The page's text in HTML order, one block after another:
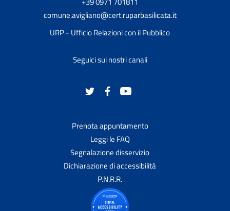
comune.avigliano@cert.ruparbasilicata.it
URP - Ufficio Relazioni con il Pubblico
Seguici sui nostri canali
Prenota appuntamento
Leggi le FAQ
Segnalazione disservizio
Dichiarazione di accessibilità
P.N.R.R.